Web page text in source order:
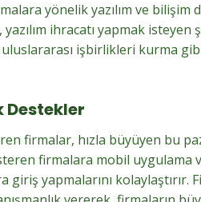
yönelik yazılım ve bilişim
ihracatı yapmak isteyen
işbirlikleri kurma
Destekler
firmalar, hızla büyüyen bu
firmalara mobil uygulama
yapmalarını kolaylaştırır.